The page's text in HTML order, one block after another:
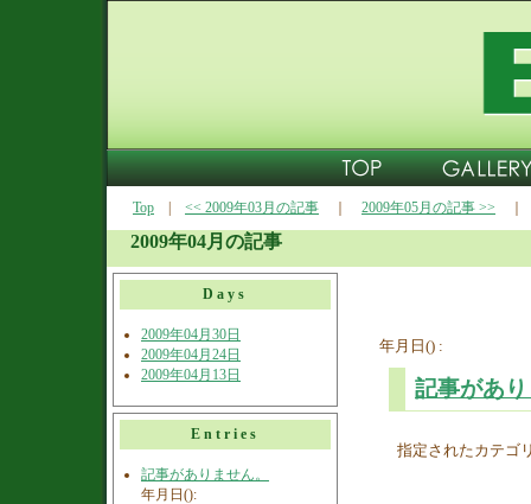
Top << 2009年03月の記事 2009年05月の記事 >>
2009年04月の記事
Days
2009年04月30日
2009年04月24日
2009年04月13日
Entries
記事がありません。
年月日():
年月日() :
記事があ
指定されたカテゴ